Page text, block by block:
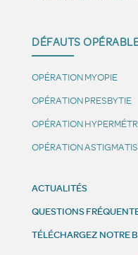
DÉFAUTS
OPÉRATION MYOPIE
OPÉRATION PRESBYTIE
OPÉRATION
OPÉRATION
ACTUALITÉS
QUESTIONS
TÉLÉCHARGEZ NOTRE